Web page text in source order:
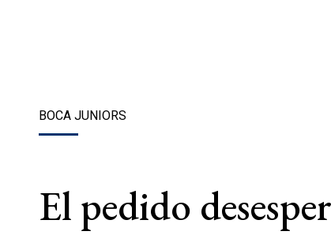
BOCA JUNIORS
El pedido